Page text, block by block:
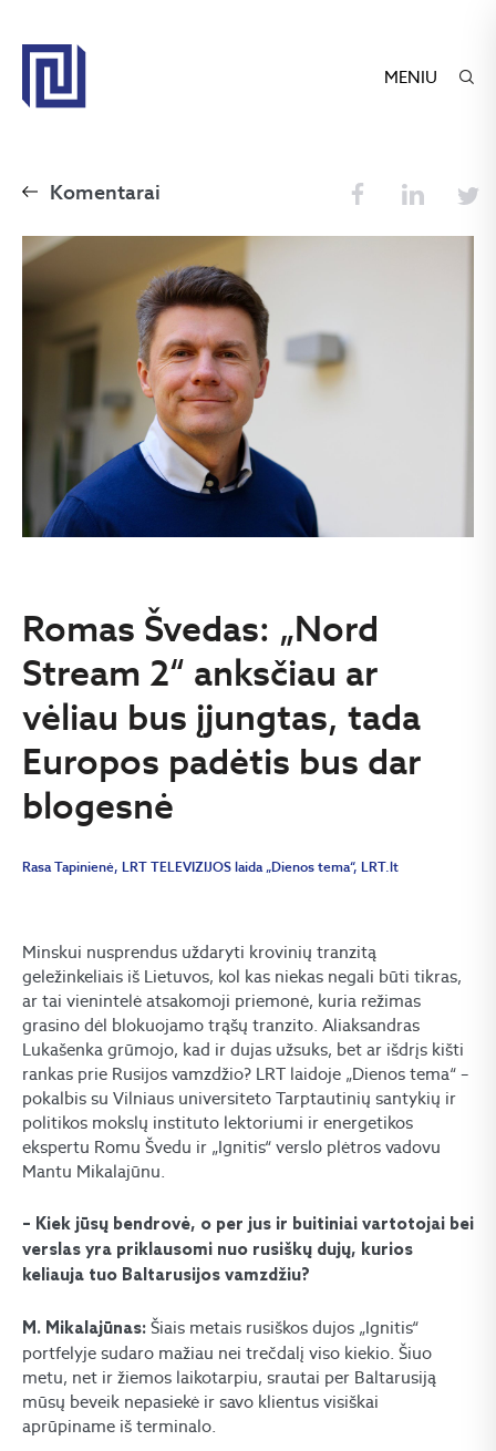
MENIU
Komentarai
Romas Švedas: „Nord
Stream 2“ anksčiau ar
vėliau bus įjungtas, tada
Europos padėtis bus dar
blogesnė
Rasa Tapinienė, LRT TELEVIZIJOS laida „Dienos tema“, LRT.lt
Minskui nusprendus uždaryti krovinių tranzitą
geležinkeliais iš Lietuvos, kol kas niekas negali būti tikras,
ar tai vienintelė atsakomoji priemonė, kuria režimas
grasino dėl blokuojamo trąšų tranzito. Aliaksandras
Lukašenka grūmojo, kad ir dujas užsuks, bet ar išdrįs kišti
rankas prie Rusijos vamzdžio? LRT laidoje „Dienos tema“ –
pokalbis su Vilniaus universiteto Tarptautinių santykių ir
politikos mokslų instituto lektoriumi ir energetikos
ekspertu Romu Švedu ir „Ignitis“ verslo plėtros vadovu
Mantu Mikalajūnu.
– Kiek jūsų bendrovė, o per jus ir buitiniai vartotojai bei
verslas yra priklausomi nuo rusiškų dujų, kurios
keliauja tuo Baltarusijos vamzdžiu?
M. Mikalajūnas: Šiais metais rusiškos dujos „Ignitis“
portfelyje sudaro mažiau nei trečdalį viso kiekio. Šiuo
metu, net ir žiemos laikotarpiu, srautai per Baltarusiją
mūsų beveik nepasiekė ir savo klientus visiškai
aprūpiname iš terminalo.